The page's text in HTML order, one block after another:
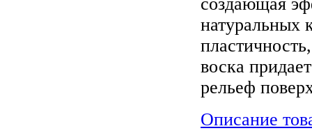
натуральных
воска
рельеф
Описание